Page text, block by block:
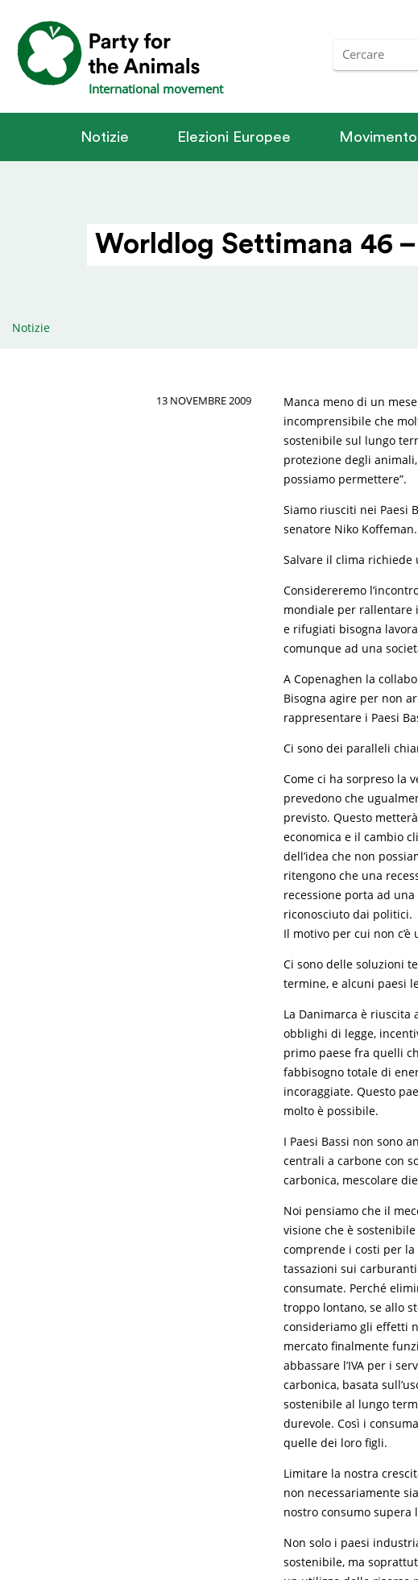
International movement
Notizie Elezioni Europee
Worldlog Settimana 46
Notizie
13 NOVEMBRE 2009
Manca meno di un
incomprensibile che
sostenibile sul lungo
protezione degli
possiamo permettere”.
Siamo riusciti nei Paesi
senatore Niko
Salvare il clima richiede
Considereremo
mondiale per rallentare
e rifugiati bisogna
comunque ad una
A Copenaghen la
Bisogna agire per non
rappresentare i Paesi
Ci sono dei paralleli
Come ci ha sorpreso la
prevedono che
previsto. Questo
economica e il cambio
dell’idea che non
ritengono che una
recessione porta ad
riconosciuto dai politici.
Il motivo per cui non
Ci sono delle soluzioni
termine, e alcuni paesi
La Danimarca è
obblighi di legge,
primo paese fra quelli
fabbisogno totale di
incoraggiate. Questo
molto è possibile.
I Paesi Bassi non sono
centrali a carbone con
carbonica, mescolare
Noi pensiamo che il
visione che è
comprende i costi per
tassazioni sui
consumate. Perché
troppo lontano, se allo
consideriamo gli effetti
mercato finalmente
abbassare l’IVA per i
carbonica, basata
sostenibile al lungo
durevole. Così i
quelle dei loro figli.
Limitare la nostra
non necessariamente
nostro consumo
Non solo i paesi
sostenibile, ma